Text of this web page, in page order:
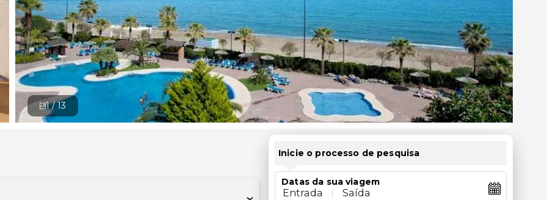
1 /13
Inicie o processo de pesquisa
Datas da sua viagem
Entrada Saída